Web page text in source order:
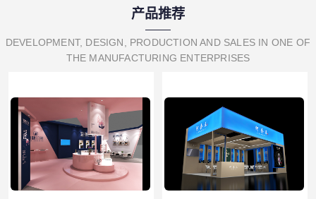
产品推荐
DEVELOPMENT, DESIGN, PRODUCTION AND SALES IN ONE OF
THE MANUFACTURING ENTERPRISES